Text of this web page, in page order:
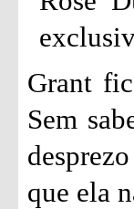
Grant
Sem
que ela